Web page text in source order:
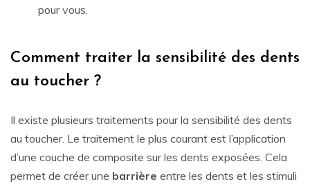
pour vous.
Comment traiter la sensibilité des dents
au toucher ?
Il existe plusieurs traitements pour la sensibilité des dents
au toucher. Le traitement le plus courant est l’application
d’une couche de composite sur les dents exposées. Cela
permet de créer une barrière entre les dents et les stimuli